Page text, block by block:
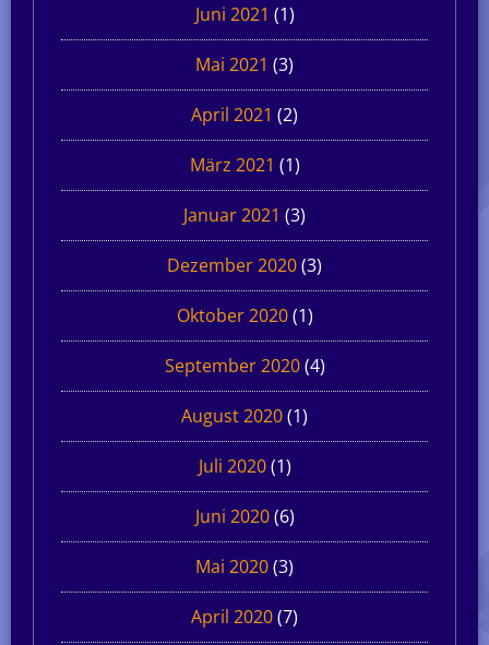
Juni 2021 (1)
Mai 2021 (3)
April 2021 (2)
März 2021 (1)
Januar 2021 (3)
Dezember 2020(3)
Oktober 2020(1)
September 2020(4)
August 2020(1)
Juli 2020(1)
Juni 2020(6)
Mai 2020(3)
April 2020(7)